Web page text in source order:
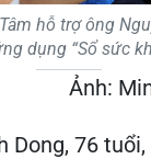
hỗ trợ ông
dụng “Sổ sức
Ảnh:
Dong, 76